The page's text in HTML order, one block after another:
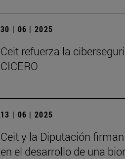
30 | 06 | 2025
Ceit refuerza la
CICERO
13 | 06 | 2025
Ceit y la Diputación
en el desarrollo de una